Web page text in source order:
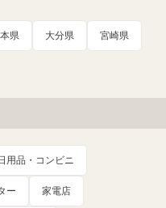
県 大分県 宮崎県
用品・コンビニ
ー 家電店